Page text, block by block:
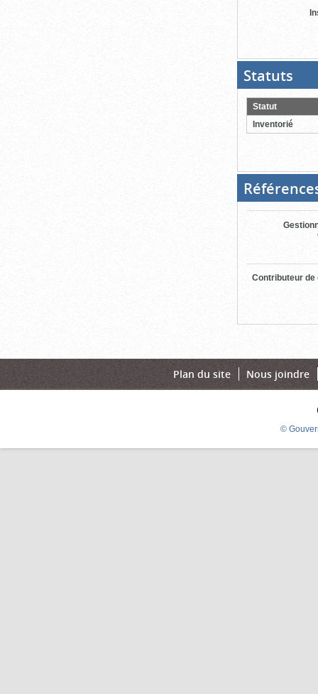
Statuts
pour
Statut
Inventorié
Contributeur de
Plan du site Nous joindre
©